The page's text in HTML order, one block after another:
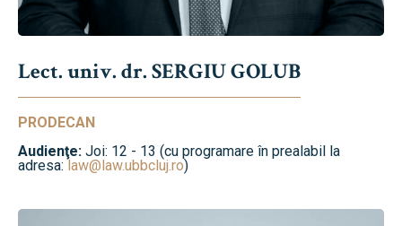
Lect. univ. dr. SERGIU GOLUB
PRODECAN
Audienţe: Joi: 12 - 13 (cu programare în prealabil la
adresa:law@law.ubbcluj.ro)